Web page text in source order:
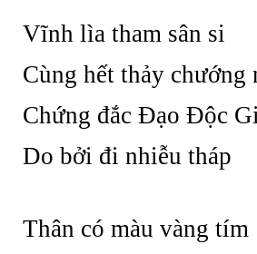
Vĩnh lìa tham sân si
Cùng hết thảy chướng
Chứng đắc Đạo Độc
Do bởi đi nhiễu tháp
Thân có màu vàng tím